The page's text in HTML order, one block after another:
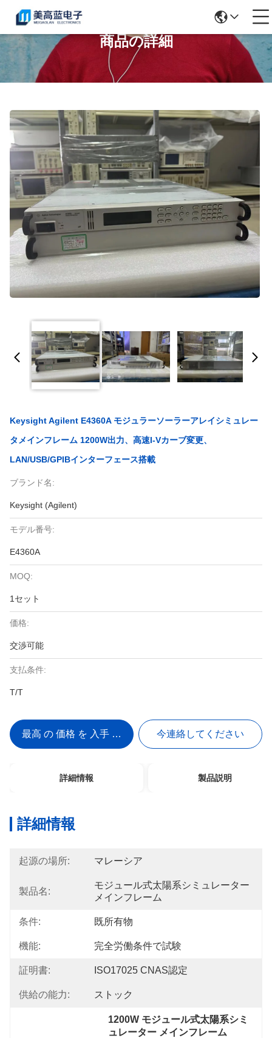
商品の詳細
Keysight Agilent E4360A モジュラーソーラーアレイシミュレー
タメインフレーム 1200W出力、高速I-Vカーブ変更、
LAN/USB/GPIBインターフェース搭載
ブランド名:
Keysight (Agilent)
モデル番号:
E4360A
MOQ:
1セット
価格:
交渉可能
支払条件:
T/T
最高 の 価格 を 入手 する 今連絡してください
詳細情報 製品説明
詳細情報
起源の場所: マレーシア
製品名:
モジュール式太陽系シミュレーター
メインフレーム
条件: 既所有物
機能: 完全労働条件で試験
証明書: ISO17025 CNAS認定
供給の能力: ストック
1200W モジュール式太陽系シミ
ュレーター メインフレーム